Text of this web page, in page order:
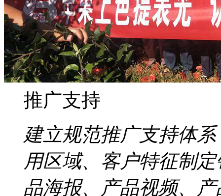
推广支持
建立规范推广支持体
用区域、客户特征制
品海报、产品视频、